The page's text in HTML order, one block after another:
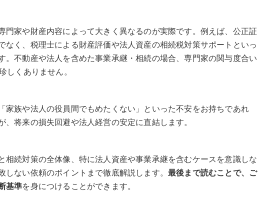
門家や財産内容によって大きく異なるのが実際です。例えば、公正証
く、税理士による財産評価や法人資産の相続税対策サポートといっ
。不動産や法人を含めた事業承継・相続の場合、専門家の関与度合い
しくありません。
家族や法人の役員間でもめたくない」といった不安をお持ちであれ
、将来の損失回避や法人経営の安定に直結します。
相続対策の全体像、特に法人資産や事業承継を含むケースを意識しな
ない依頼のポイントまで徹底解説します。 最後まで読むことで、ご
基準を身につけることができます。